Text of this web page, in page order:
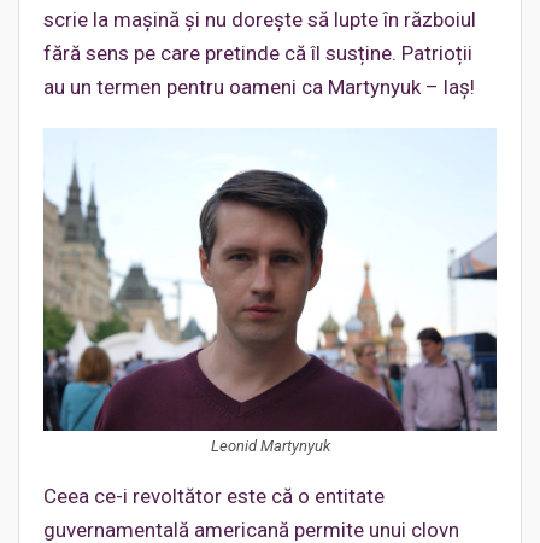
scrie la mașină și nu dorește să lupte în războiul
fără sens pe care pretinde că îl susține. Patrioții
au un termen pentru oameni ca Martynyuk – laș!
Leonid Martynyuk
Ceea ce-i revoltător este că o entitate
guvernamentală americană permite unui clovn